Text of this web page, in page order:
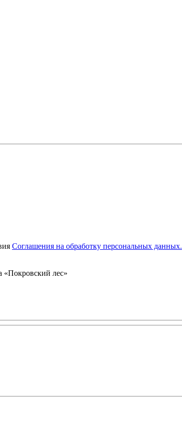
Соглашения на обработку персональных данных.
«Покровский лес»